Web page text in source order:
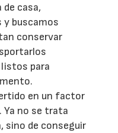
casa,
y buscamos
conservar
para
en un factor
Ya no se trata
sino de conseguir